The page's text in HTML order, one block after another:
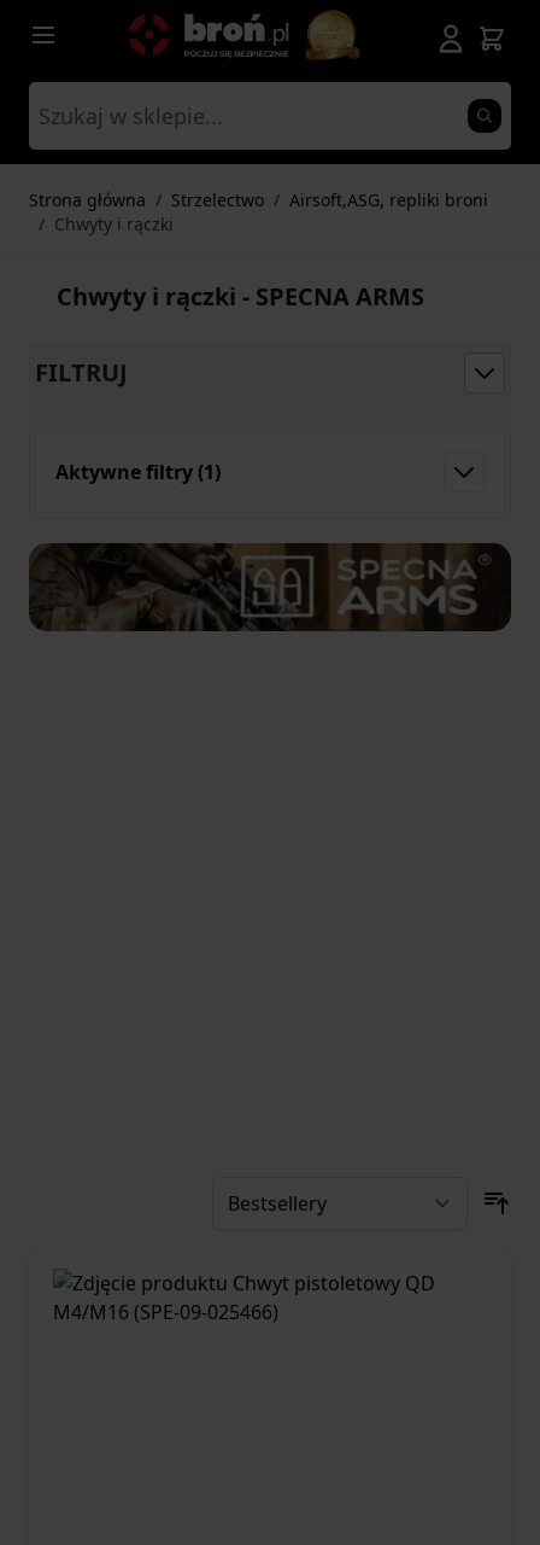
Przejdź do treści
Strona główna / Strzelectwo / Airsoft,ASG, repliki broni
/ Chwyty i rączki
Chwyty i rączki - SPECNA ARMS
FILTRUJ
Aktywne filtry (1)